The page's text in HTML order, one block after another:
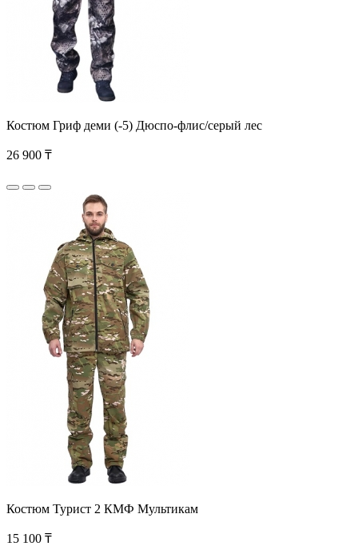
Костюм Гриф деми (-5) Дюспо-флис/серый лес
26 900 ₸
Костюм Турист 2 КМФ Мультикам
15 100 ₸